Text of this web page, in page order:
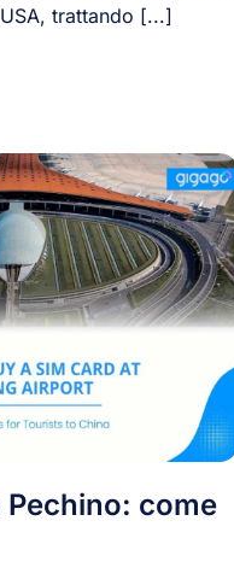
trattando [...]
come